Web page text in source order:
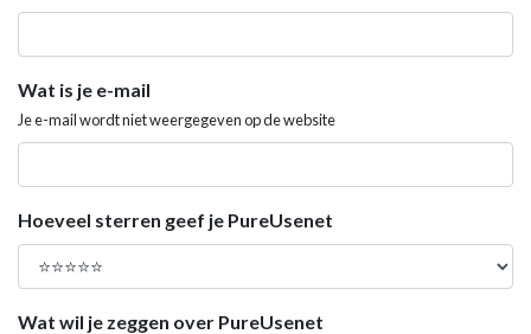
Wat is je e-mail
Je e-mail wordt niet weergegeven op de website
Hoeveel sterren geef je PureUsenet
Wat wil je zeggen over PureUsenet